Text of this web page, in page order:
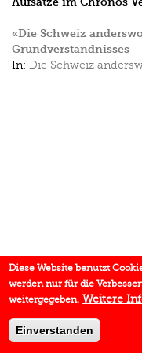
«Die Schweiz
Grundverständnisses
In: Die Schweiz
Diese Website benutzt
werden nur für die
weitergegeben. Weitere
Einverstanden